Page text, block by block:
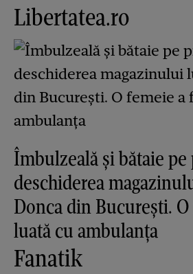
Libertatea.ro
Îmbulzeală și bătaie
deschiderea
Donca din București.
luată cu ambulanța
Fanatik